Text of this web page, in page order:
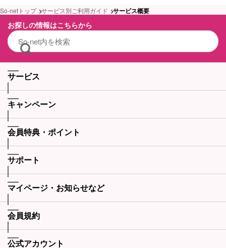
So-netトップ サービス別ご利用ガイド サービス概要
お探しの情報はこちらから
サービス
キャンペーン
会員特典・ポイント
サポート
マイページ・お知らせなど
会員規約
公式アカウント